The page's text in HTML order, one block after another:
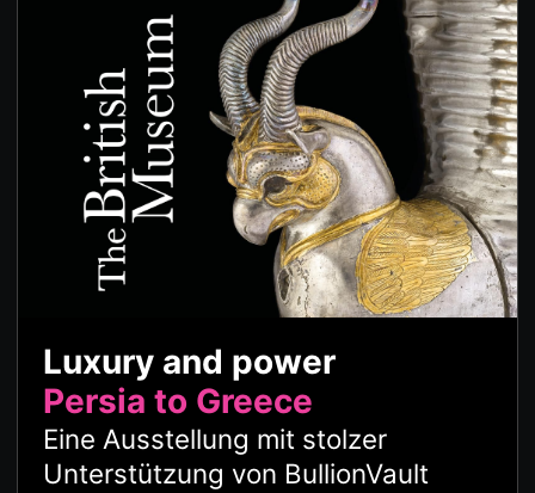
Luxury and power
Persia to Greece
Eine Ausstellung mit stolzer
Unterstützung von BullionVault